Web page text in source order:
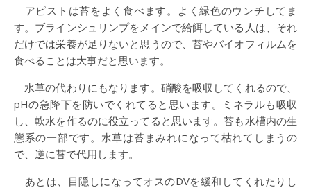
アピストは苔をよく食べます。よく緑色のウンチしてま
す。ブラインシュリンプをメインで給餌している人は、それ
だけでは栄養が足りないと思うので、苔やバイオフィルムを
食べることは大事だと思います。
水草の代わりにもなります。硝酸を吸収してくれるので、
pHの急降下を防いでくれてると思います。ミネラルも吸収
し、軟水を作るのに役立ってると思います。苔も水槽内の生
態系の一部です。水草は苔まみれになって枯れてしまうの
で、逆に苔で代用します。
あとは、目隠しになってオスのDVを緩和してくれたりし